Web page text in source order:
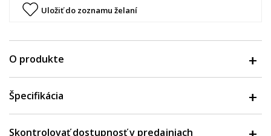
Uložiť do zoznamu želaní
O produkte
Špecifikácia
Skontrolovať dostupnosť v predajniach